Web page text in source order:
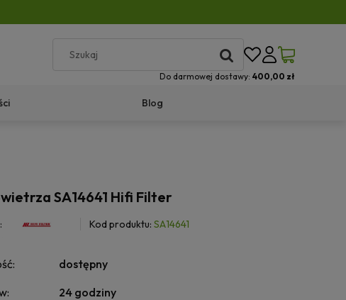
Do darmowej dostawy: 400,00 zł
Blog
SA14641 Hifi Filter
Kod produktu: SA14641
dostępny
24 godziny